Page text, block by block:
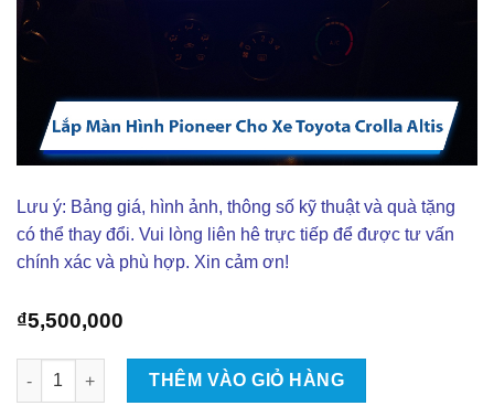
Lưu ý: Bảng giá, hình ảnh, thông số kỹ thuật và quà tặng
có thể thay đổi. Vui lòng liên hê trực tiếp để được tư vấn
chính xác và phù hợp. Xin cảm ơn!
₫5,500,000
Lắp Màn Hình Pioneer Cho Xe Toyota Crolla Altis 2013- Giá
THÊM VÀO GIỎ HÀNG